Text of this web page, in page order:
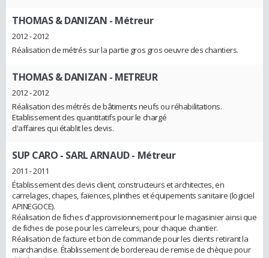
THOMAS & DANIZAN - Métreur
2012 - 2012
Réalisation de métrés sur la partie gros gros oeuvre des chantiers.
THOMAS & DANIZAN - METREUR
2012 - 2012
Réalisation des métrés de bâtiments neufs ou réhabilitations.
Etablissement des quantitatifs pour le chargé
d'affaires qui établit les devis.
SUP CARO - SARL ARNAUD- Métreur
2011 - 2011
Établissement des devis client, constructeurs et architectes, en
carrelages, chapes, faïences, plinthes et équipements sanitaire (logiciel
APINEGOCE).
Réalisation de fiches d'approvisionnement pour le magasinier ainsi que
de fiches de pose pour les carreleurs, pour chaque chantier.
Réalisation de facture et bon de commande pour les clients retirant la
marchandise. Établissement de bordereau de remise de chèque pour